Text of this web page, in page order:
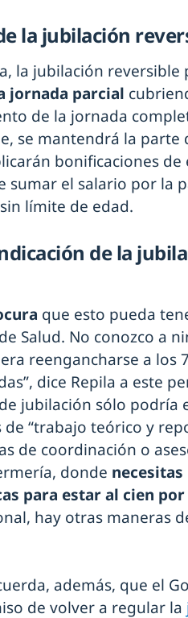
la jubilación
la jubilación
jornada parcial
de la jornada
se mantendrá la
bonificaciones
sumar el salario por la
límite de edad.
de la
que esto pueda
Salud. No conozco a
reengancharse a los
dice Repila a este
jubilación sólo podría
de “trabajo teórico y
de coordinación o
donde
para estar al cien por
hay otras maneras
además, que el
de volver a regular la